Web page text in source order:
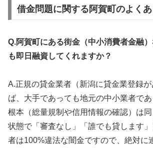
借金問題に関する阿賀町のよく
Q.阿賀町にある街金（中小消費者金融
も即日融資してくれますか？
A.正規の貸金業者（新潟に貸金業登録
ば、大手であっても地元の中小業者で
根本（総量規制や信用情報の確認）は
状態で「審査なし」「誰でも貸します
者は100%違法な闇金ですので、絶対に